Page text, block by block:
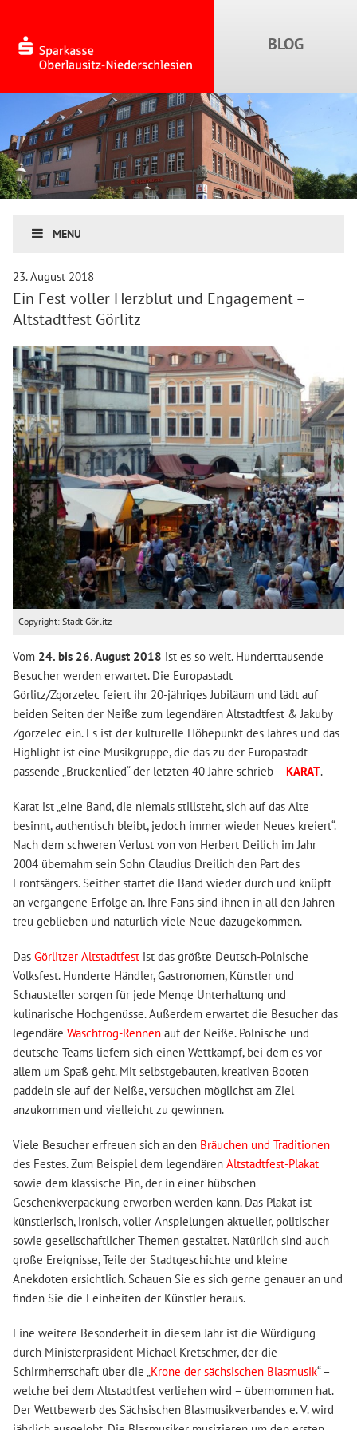
MENU
23. August 2018
Ein Fest voller Herzblut und Engagement –
Altstadtfest Görlitz
Copyright: Stadt Görlitz
Vom 24. bis 26. August 2018 ist es so weit. Hunderttausende
Besucher werden erwartet. Die Europastadt
Görlitz/Zgorzelec feiert ihr 20-jähriges Jubiläum und lädt auf
beiden Seiten der Neiße zum legendären Altstadtfest & Jakuby
Zgorzelec ein. Es ist der kulturelle Höhepunkt des Jahres und das
Highlight ist eine Musikgruppe, die das zu der Europastadt
passende „Brückenlied“ der letzten 40 Jahre schrieb – KARAT.
Karat ist „eine Band, die niemals stillsteht, sich auf das Alte
besinnt, authentisch bleibt, jedoch immer wieder Neues kreiert“.
Nach dem schweren Verlust von von Herbert Deilich im Jahr
2004 übernahm sein Sohn Claudius Dreilich den Part des
Frontsängers. Seither startet die Band wieder durch und knüpft
an vergangene Erfolge an. Ihre Fans sind ihnen in all den Jahren
treu geblieben und natürlich viele Neue dazugekommen.
Das Görlitzer Altstadtfestist das größte Deutsch-Polnische
Volksfest. Hunderte Händler, Gastronomen, Künstler und
Schausteller sorgen für jede Menge Unterhaltung und
kulinarische Hochgenüsse. Außerdem erwartet die Besucher das
legendäre Waschtrog-Rennenauf der Neiße. Polnische und
deutsche Teams liefern sich einen Wettkampf, bei dem es vor
allem um Spaß geht. Mit selbstgebauten, kreativen Booten
paddeln sie auf der Neiße, versuchen möglichst am Ziel
anzukommen und vielleicht zu gewinnen.
Viele Besucher erfreuen sich an den Bräuchen und Traditionen
des Festes. Zum Beispiel dem legendären Altstadtfest-Plakat
sowie dem klassische Pin, der in einer hübschen
Geschenkverpackung erworben werden kann. Das Plakat ist
künstlerisch, ironisch, voller Anspielungen aktueller, politischer
sowie gesellschaftlicher Themen gestaltet. Natürlich sind auch
große Ereignisse, Teile der Stadtgeschichte und kleine
Anekdoten ersichtlich. Schauen Sie es sich gerne genauer an und
finden Sie die Feinheiten der Künstler heraus.
Eine weitere Besonderheit in diesem Jahr ist die Würdigung
durch Ministerpräsident Michael Kretschmer, der die
Schirmherrschaft über die „ Krone der sächsischen Blasmusik“ –
welche bei dem Altstadtfest verliehen wird – übernommen hat.
Der Wettbewerb des Sächsischen Blasmusikverbandes e. V. wird